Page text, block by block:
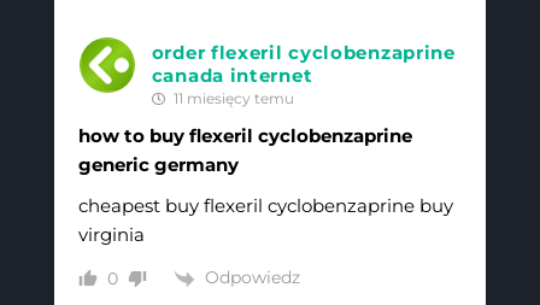
order flexeril cyclobenzaprine
canada internet
11 miesięcy temu
how to buy flexeril cyclobenzaprine
generic germany
cheapest buy flexeril cyclobenzaprine buy
virginia
0 Odpowiedz